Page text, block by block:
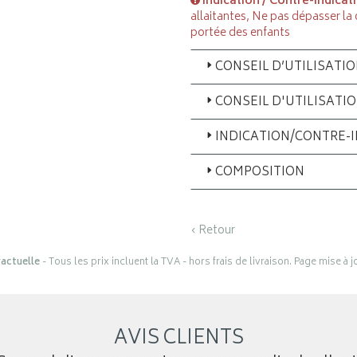
allaitantes, Ne pas dépasser
portée des enfants
CONSEIL
CONSEIL
INDICATION/CONTRE-
COMPOSITION
‹ Retour
- Tous les prix incluent la TVA - hors frais de livraison. Page mise à
AVIS CLIENTS